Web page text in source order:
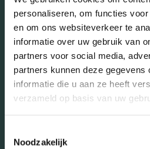
personaliseren, om functies
en om ons websiteverkeer te
informatie over uw gebruik van
partners voor social media,
partners kunnen deze gegevens
informatie die u aan ze heeft
verzameld op basis van uw
Noodzakelijk
Metrostation
Parken
Restaurant